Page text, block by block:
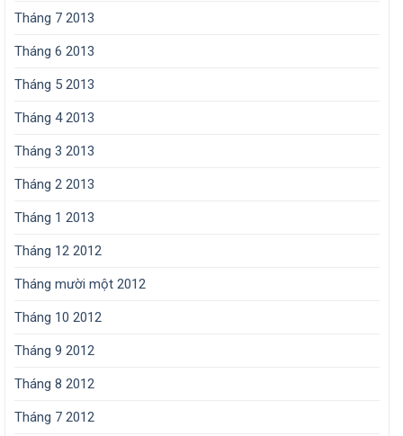
Tháng 7 2013
Tháng 6 2013
Tháng 5 2013
Tháng 4 2013
Tháng 3 2013
Tháng 2 2013
Tháng 1 2013
Tháng 12 2012
Tháng mười một 2012
Tháng 10 2012
Tháng 9 2012
Tháng 8 2012
Tháng 7 2012